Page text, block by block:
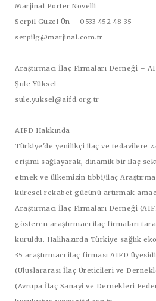
Marjinal Porter Novelli
Serpil Güzel Ün – 0533 452 48 35
serpilg@marjinal.com.tr
Araştırmacı İlaç Firmaları Derneği –
Şule Yüksel
sule.yuksel@aifd.org.tr
AIFD Hakkında
Türkiye'de yenilikçi ilaç ve tedavilere
erişimi sağlayarak, dinamik bir ilaç
etmek ve ülkemizin tıbbi/ilaç
küresel rekabet gücünü artırmak
Araştırmacı İlaç Firmaları Derneği
gösteren araştırmacı ilaç firmaları
kuruldu. Halihazırda Türkiye sağlık
35 araştırmacı ilaç firması AIFD
(Uluslararası İlaç Üreticileri ve
(Avrupa İlaç Sanayi ve Dernekleri